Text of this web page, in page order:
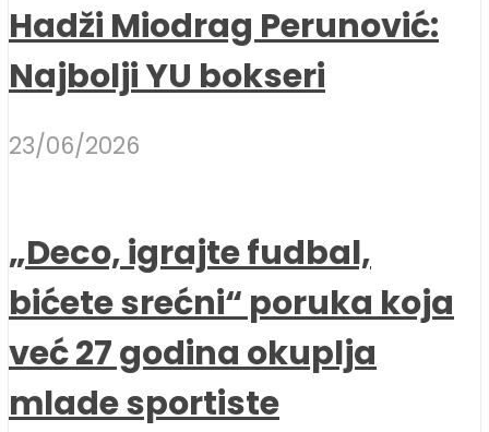
Hadži Miodrag Perunović:
Najbolji YU bokseri
23/06/2026
„Deco, igrajte fudbal,
bićete srećni“ poruka koja
već 27 godina okuplja
mlade sportiste